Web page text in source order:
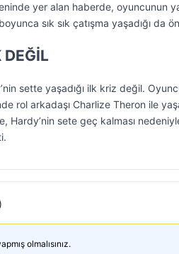
yer alan haberde, oyuncunun
sık sık çatışma yaşadığı da
DEĞİL
sette yaşadığı ilk kriz değil.
rol arkadaşı Charlize Theron ile
Hardy’nin sete geç kalması
olmalısınız.